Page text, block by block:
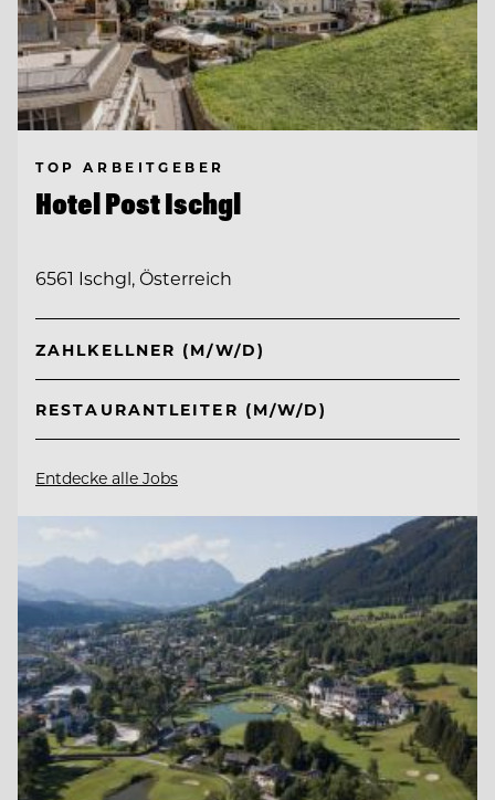
TOP ARBEITGEBER
Hotel Post Ischgl
6561 Ischgl, Österreich
ZAHLKELLNER (M/W/D)
RESTAURANTLEITER (M/W/D)
Entdecke alle Jobs